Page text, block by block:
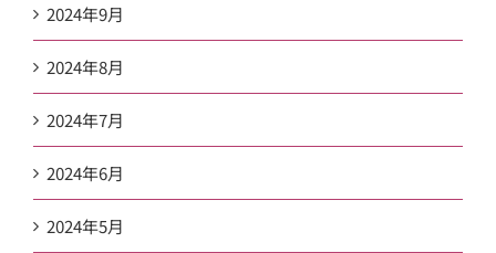
2024年9月
2024年8月
2024年7月
2024年6月
2024年5月